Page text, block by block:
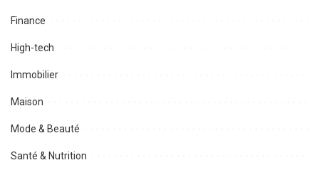
Finance
High-tech
Immobilier
Maison
Mode & Beauté
Santé & Nutrition